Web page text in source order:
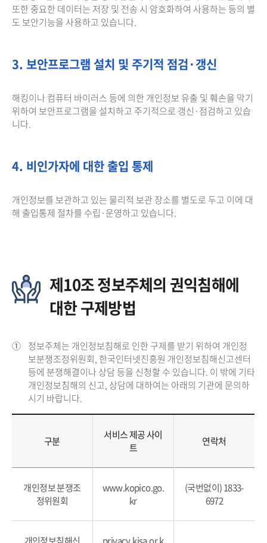
또한 중요한 데이터는 저장 및 전송 시 암호화하여 사용하는 등의 별
도 보안기능을 사용하고 있습니다.
3. 보안프로그램 설치 및 주기적 점검·갱신
해킹이나 컴퓨터 바이러스 등에 의한 개인정보 유출 및 훼손을 막기
위하여 보안프로그램을 설치하고 주기적으로 갱신·점검하고 있습
니다.
4. 비인가자에 대한 출입 통제
개인정보를 보관하고 있는 물리적 보관 장소를 별도로 두고 이에 대
해 출입통제 절차를 수립·운영하고 있습니다.
제10조 정보주체의 권익침해에
대한 구제방법
① 정보주체는 개인정보침해로 인한 구제를 받기 위하여 개인정
보분쟁조정위원회, 한국인터넷진흥원 개인정보침해신고센터
등에 분쟁해결이나 상담 등을 신청할 수 있습니다. 이 밖에 기타
개인정보침해의 신고, 상담에 대하여는 아래의 기관에 문의하
시기 바랍니다.
구분
서비스 제공 사이
트
연락처
개인정보 분쟁조
정위원회
www.kopico.go.
kr
(국번없이) 1833-
6972
개인정보침해신 privacy.kisa.or.k